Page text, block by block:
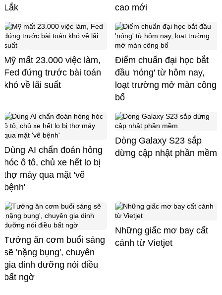
Lắk
cao mới
Mỹ mất 23.000 việc làm,
Fed đứng trước bài toán
khó về lãi suất
Điểm chuẩn đại học bắt
đầu 'nóng' từ hôm nay,
loạt trường mở màn công
bố
Dùng AI chẩn đoán hỏng
hóc ô tô, chủ xe hết lo bị
thợ máy qua mặt 'vẽ
bệnh'
Dòng Galaxy S23 sắp
dừng cập nhật phần mềm
Tưởng ăn cơm buổi sáng
sẽ 'nặng bụng', chuyên
gia dinh dưỡng nói điều
bất ngờ
Những giấc mơ bay cất
cánh từ Vietjet